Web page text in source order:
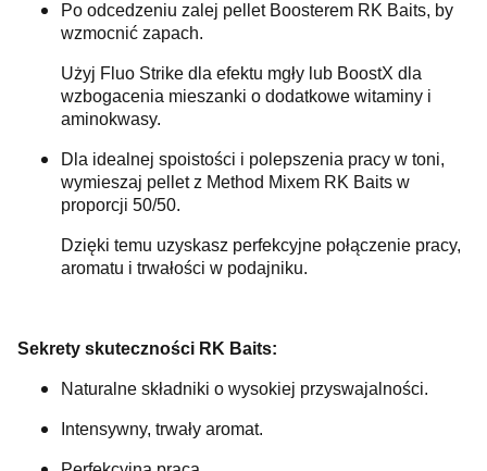
Po odcedzeniu zalej pellet Boosterem RK Baits, by
wzmocnić zapach.
Użyj Fluo Strike dla efektu mgły lub BoostX dla
wzbogacenia mieszanki o dodatkowe witaminy i
aminokwasy.
Dla idealnej spoistości i polepszenia pracy w toni,
wymieszaj pellet z Method Mixem RK Baits w
proporcji 50/50.
Dzięki temu uzyskasz perfekcyjne połączenie pracy,
aromatu i trwałości w podajniku.
Sekrety skuteczności RK Baits:
Naturalne składniki o wysokiej przyswajalności.
Intensywny, trwały aromat.